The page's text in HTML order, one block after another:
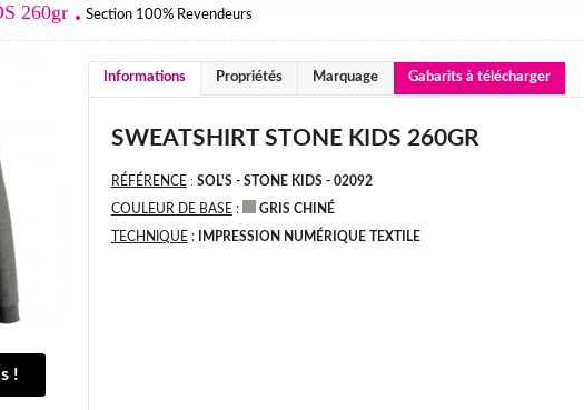
260gr Section 100% Revendeurs
!
Informations Propriétés Marquage Gabarits à télécharger
SWEATSHIRT STONE KIDS 260GR
RÉFÉRENCE : SOL'S - STONE KIDS - 02092
COULEUR DE BASE: GRIS CHINÉ
TECHNIQUE : IMPRESSION NUMÉRIQUE TEXTILE